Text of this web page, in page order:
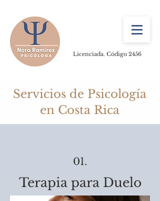
Licenciada. Código 2456
Servicios de Psicología
en Costa Rica
01.
Terapia para Duelo